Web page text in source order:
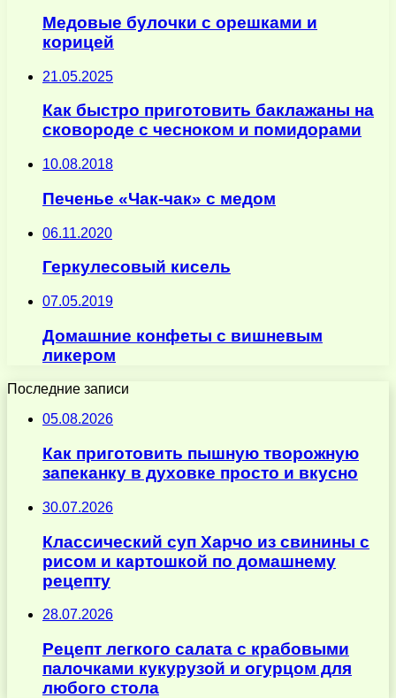
Медовые булочки с орешками и
корицей
21.05.2025
Как быстро приготовить баклажаны на
сковороде с чесноком и помидорами
10.08.2018
Печенье «Чак-чак» с медом
06.11.2020
Геркулесовый кисель
07.05.2019
Домашние конфеты с вишневым
ликером
Последние записи
05.08.2026
Как приготовить пышную творожную
запеканку в духовке просто и вкусно
30.07.2026
Классический суп Харчо из свинины с
рисом и картошкой по домашнему
рецепту
28.07.2026
Рецепт легкого салата с крабовыми
палочками кукурузой и огурцом для
любого стола